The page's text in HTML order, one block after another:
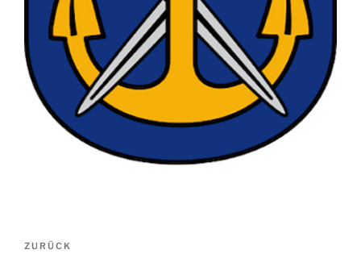
Beitragsnavigation
Vorheriger
ZURÜCK